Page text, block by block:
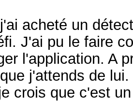
acheté un
J'ai pu le faire
l'application. A
j'attends de
crois que c'est